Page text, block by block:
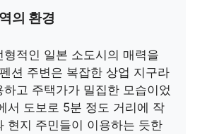
의 환경
형적인 일본 소도시의 매력을
션 주변은 복잡한 상업 지구라
하고 주택가가 밀집한 모습이었
서 도보로 5분 정도 거리에 작
현지 주민들이 이용하는 듯한